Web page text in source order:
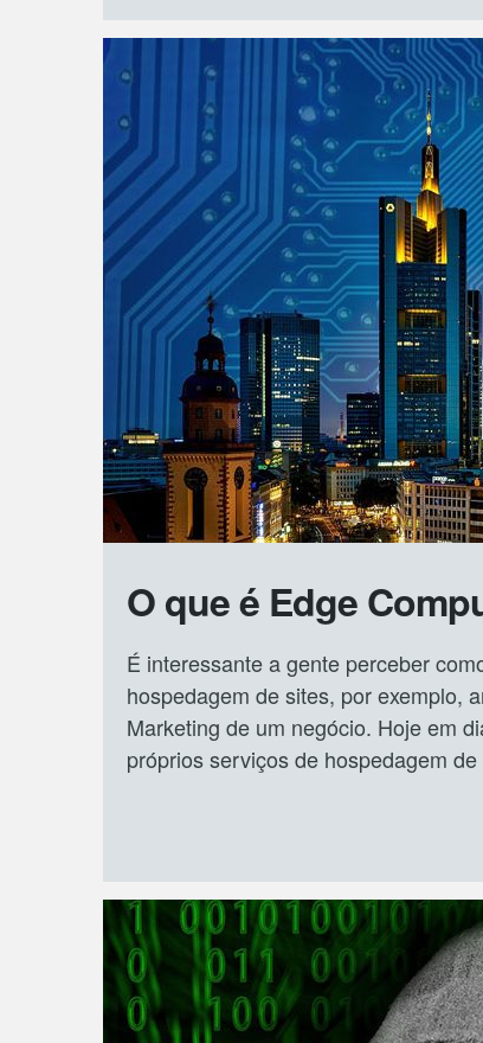
O que é Edge
É interessante a gente perceber
hospedagem de sites, por exemplo,
Marketing de um negócio. Hoje em
próprios serviços de hospedagem